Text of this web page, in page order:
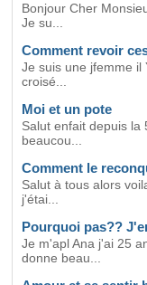
Bonjour Cher
Je su...
Comment revoir
Je suis une jfemme il
croisé...
Moi et un pote
Salut enfait depuis la
beaucou...
Comment le
Salut à tous alors
j'étai...
Pourquoi pas??
Je m'apl Ana j'ai 25
donne beau...